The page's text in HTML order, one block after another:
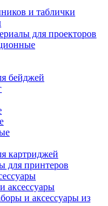
и таблички
для проекторов
бейджей
картриджей
для принтеров
аксессуары
и аксессуары из